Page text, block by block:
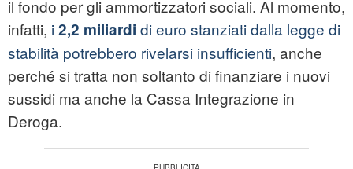
il fondo per gli ammortizzatori sociali. Al momento,
infatti, i2,2 miliardi di euro stanziati dalla legge di
stabilità potrebbero rivelarsi insufficienti, anche
perché si tratta non soltanto di finanziare i nuovi
sussidi ma anche la Cassa Integrazione in
Deroga.